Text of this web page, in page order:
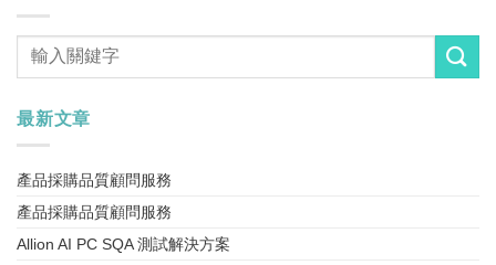
最新文章
產品採購品質顧問服務
產品採購品質顧問服務
Allion AI PC SQA 測試解決方案